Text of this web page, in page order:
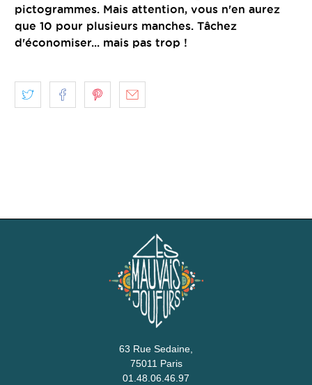
pictogrammes. Mais attention, vous n'en aurez
que 10 pour plusieurs manches. Tâchez
d'économiser... mais pas trop !
63 Rue Sedaine,
75011 Paris
01.48.06.46.97